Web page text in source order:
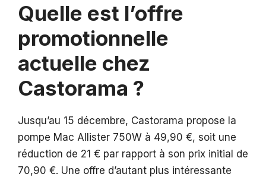
Quelle est l’offre
promotionnelle
actuelle chez
Castorama ?
Jusqu’au 15 décembre, Castorama propose la
pompe Mac Allister 750W à 49,90 €, soit une
réduction de 21 € par rapport à son prix initial de
70,90 €. Une offre d’autant plus intéressante